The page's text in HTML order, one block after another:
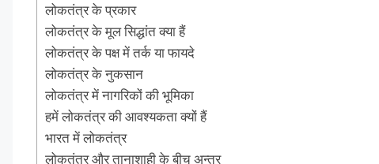
लोकतंत्र के प्रकार
लोकतंत्र के मूल सिद्धांत क्या हैं
लोकतंत्र के पक्ष में तर्क या फायदे
लोकतंत्र के नुकसान
लोकतंत्र में नागरिकों की भूमिका
हमें लोकतंत्र की आवश्यकता क्यों हैं
भारत में लोकतंत्र
लोकतंत्र और तानाशाही के बीच अन्तर